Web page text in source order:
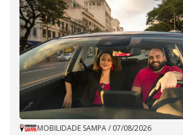
MOBILIDADE SAMPA/ 07/08/2026